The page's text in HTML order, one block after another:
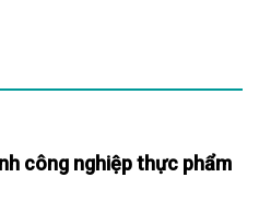
công nghiệp thực phẩm